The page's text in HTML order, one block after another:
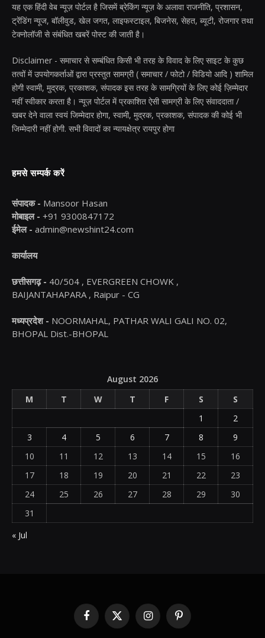
यह एक हिंदी वेब न्यूज़ पोर्टल है जिसमें ब्रेकिंग न्यूज़ के अलावा राजनीति, प्रशासन,
ट्रेंडिंग न्यूज, बॉलीवुड, खेल जगत, लाइफस्टाइल, बिजनेस, सेहत, ब्यूटी, रोजगार तथा
टेक्नोलॉजी से संबंधित खबरें पोस्ट की जाती है।
Disclaimer - समाचार से सम्बंधित किसी भी तरह के विवाद के लिए साइट के कुछ
तत्वों में उपयोगकर्ताओं द्वारा प्रस्तुत सामग्री ( समाचार / फोटो / विडियो आदि ) शामिल
होगी स्वामी, मुद्रक, प्रकाशक, संपादक इस तरह के सामग्रियों के लिए कोई ज़िम्मेदार
नहीं स्वीकार करता है। न्यूज़ पोर्टल में प्रकाशित ऐसी सामग्री के लिए संवाददाता /
खबर देने वाला स्वयं जिम्मेदार होगा, स्वामी, मुद्रक, प्रकाशक, संपादक की कोई भी
जिम्मेदारी नहीं होगी. सभी विवादों का न्यायक्षेत्र रायपुर होगा
हमसे सम्पर्क करें
संपादक - Mansoor Hasan
मोबाइल - +91 9300847172
ईमेल - admin@newshint24.com
कार्यालय
छत्तीसगढ़ - 40/504 , EVERGREEN CHOWK ,
BAIJANTAHAPARA , Raipur - CG
मध्यप्रदेश - NOORMAHAL, PATHAR WALI GALI NO. 02,
BHOPAL Dist.-BHOPAL
August 2026
M
T W T F S
S
1
2
3
4 5 6 7 8
9
10
11 12 13 14 15
16
17
18 19 20 21 22
23
24
25 26 27 28 29
30
31
« Jul
Facebook
X
(Twitter)
InstagramPinterest